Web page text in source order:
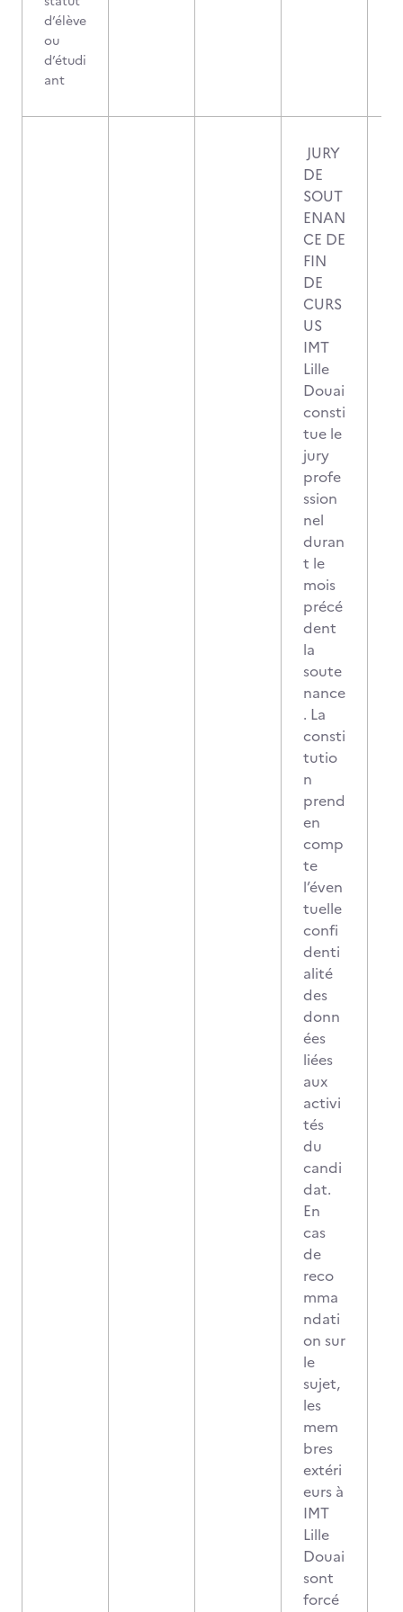
d’élève
ou
d’étudi
ant
JURY
DE
SOUT
ENAN
CE DE
FIN
DE
CURS
US
IMT
Lille
Douai
consti
tue le
jury
profe
ssion
nel
duran
t le
mois
précé
dent
la
soute
nance
. La
consti
tutio
n
prend
en
comp
te
l’éven
tuelle
confi
denti
alité
des
donn
ées
liées
aux
activi
tés
du
candi
dat.
En
cas
de
reco
mma
ndati
on sur
le
sujet,
les
mem
bres
extéri
eurs à
IMT
Lille
Douai
sont
forcé